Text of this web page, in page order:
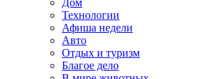
Дом
Технологии
Афиша недели
Авто
Отдых и туризм
Благое дело